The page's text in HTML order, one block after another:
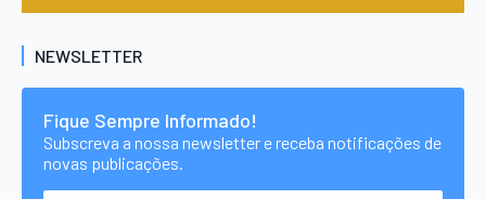
NEWSLETTER
Fique Sempre Informado!
Subscreva a nossa newsletter e receba notificações de
novas publicações.